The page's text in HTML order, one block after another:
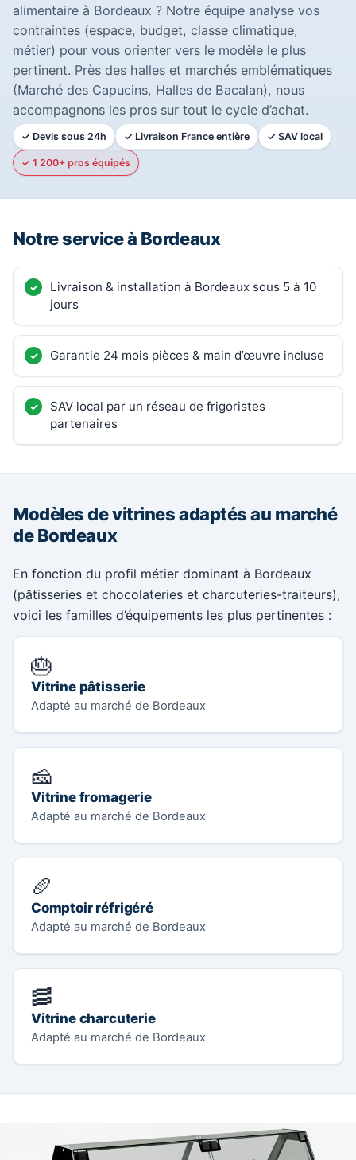
alimentaire à Bordeaux ? Notre équipe analyse vos
contraintes (espace, budget, classe climatique,
métier) pour vous orienter vers le modèle le plus
pertinent. Près des halles et marchés emblématiques
(Marché des Capucins, Halles de Bacalan), nous
accompagnons les pros sur tout le cycle d’achat.
✓ Devis sous 24h ✓ Livraison France entière ✓ SAV local
✓ 1 200+ pros équipés
Notre service à Bordeaux
Livraison & installation à Bordeaux sous 5 à 10
jours
Garantie 24 mois pièces & main d’œuvre incluse
SAV local par un réseau de frigoristes
partenaires
Modèles de vitrines adaptés au marché
de Bordeaux
En fonction du profil métier dominant à Bordeaux
(pâtisseries et chocolateries et charcuteries-traiteurs),
voici les familles d’équipements les plus pertinentes :
🎂
Vitrine pâtisserie
Adapté au marché de Bordeaux
🧀
Vitrine fromagerie
Adapté au marché de Bordeaux
🥖
Comptoir réfrigéré
Adapté au marché de Bordeaux
🥓
Vitrine charcuterie
Adapté au marché de Bordeaux